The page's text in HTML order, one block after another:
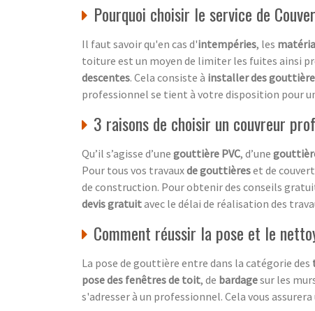
Pourquoi choisir le service de
Il faut savoir qu'en cas d'intempéries, les
toiture est un moyen de limiter les fuites ainsi
descentes. Cela consiste à installer des
professionnel se tient à votre disposition pour
3 raisons de choisir un couvreur
Qu’il s’agisse d’une gouttière PVC, d’une
Pour tous vos travauxde gouttièreset de
de construction. Pour obtenir des conseils
devis gratuitavec le délai de réalisation des
Comment réussir la pose et le
La pose de gouttière entre dans la catégorie des
pose des fenêtres de toit, de bardagesur les
s'adresser à un professionnel. Cela vous